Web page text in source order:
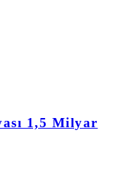
1,5 Milyar